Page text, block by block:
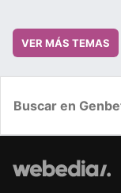
VER MÁS TEMAS